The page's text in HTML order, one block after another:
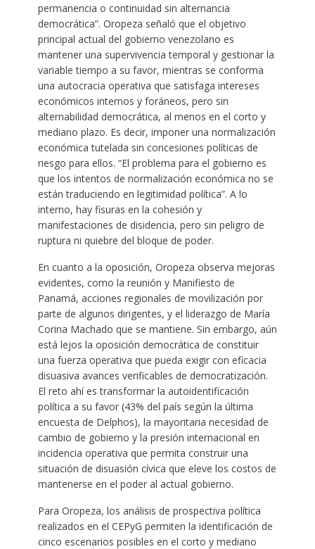
permanencia o continuidad sin alternancia
democrática”. Oropeza señaló que el objetivo
principal actual del gobierno venezolano es
mantener una supervivencia temporal y gestionar la
variable tiempo a su favor, mientras se conforma
una autocracia operativa que satisfaga intereses
económicos internos y foráneos, pero sin
alternabilidad democrática, al menos en el corto y
mediano plazo. Es decir, imponer una normalización
económica tutelada sin concesiones políticas de
riesgo para ellos. “El problema para el gobierno es
que los intentos de normalización económica no se
están traduciendo en legitimidad política”. A lo
interno, hay fisuras en la cohesión y
manifestaciones de disidencia, pero sin peligro de
ruptura ni quiebre del bloque de poder.
En cuanto a la oposición, Oropeza observa mejoras
evidentes, como la reunión y Manifiesto de
Panamá, acciones regionales de movilización por
parte de algunos dirigentes, y el liderazgo de María
Corina Machado que se mantiene. Sin embargo, aún
está lejos la oposición democrática de constituir
una fuerza operativa que pueda exigir con eficacia
disuasiva avances verificables de democratización.
El reto ahí es transformar la autoidentificación
política a su favor (43% del país según la última
encuesta de Delphos), la mayoritaria necesidad de
cambio de gobierno y la presión internacional en
incidencia operativa que permita construir una
situación de disuasión cívica que eleve los costos de
mantenerse en el poder al actual gobierno.
Para Oropeza, los análisis de prospectiva política
realizados en el CEPyG permiten la identificación de
cinco escenarios posibles en el corto y mediano